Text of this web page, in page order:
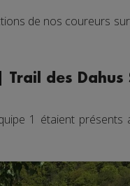
de nos coureurs
des Dahus
1 étaient présents